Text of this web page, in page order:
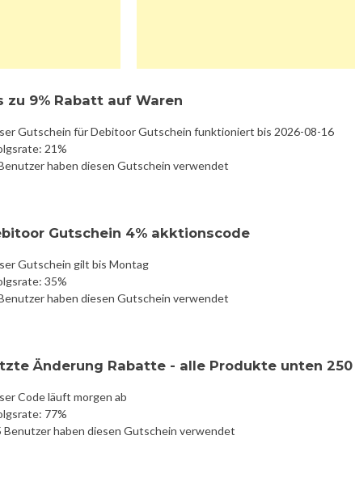
zu 9% Rabatt auf Waren
Gutschein für Debitoor Gutschein funktioniert bis 2026-08-16
21%
haben diesen Gutschein verwendet
Gutschein 4% akktionscode
Gutschein gilt bis Montag
35%
haben diesen Gutschein verwendet
Änderung Rabatte - alle Produkte unten 250
Code läuft morgen ab
77%
Benutzer haben diesen Gutschein verwendet